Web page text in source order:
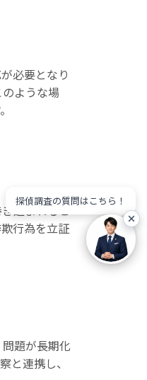
必要となり
ような場
込まれるこ
行為を立証
題が長期化
と連携し、
探偵調査の質問はこちら！